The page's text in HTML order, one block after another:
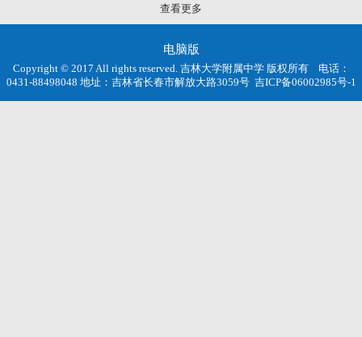
查看更多
电脑版
Copyright © 2017 All rights reserved. 吉林大学附属中学 版权所有 电话：
0431-88498048 地址：吉林省长春市解放大路3059号 吉ICP备06002985号-1